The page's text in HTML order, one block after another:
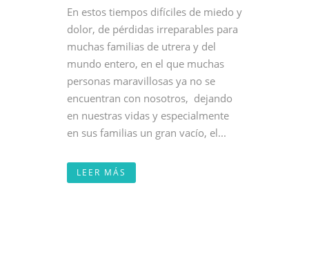
En estos tiempos difíciles de miedo y
dolor, de pérdidas irreparables para
muchas familias de utrera y del
mundo entero, en el que muchas
personas maravillosas ya no se
encuentran con nosotros, dejando
en nuestras vidas y especialmente
en sus familias un gran vacío, el...
LEER MÁS